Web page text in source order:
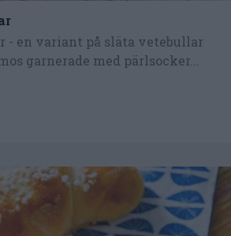
- en variant på släta vetebullar
garnerade med pärlsocker...